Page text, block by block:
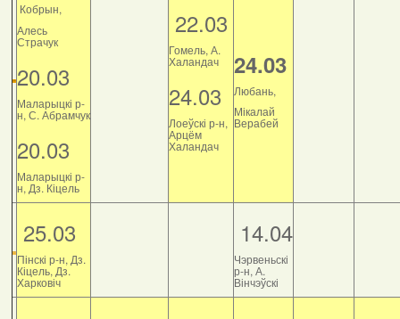
Кобрын,
Алесь
Страчук
20.03
Маларыцкі р-
н, С. Абрамчук
20.03
Маларыцкі р-
н, Дз. Кіцель
22.03
Гомель, А.
Халандач
24.03
Лоеўскі р-н,
Арцём
Халандач
24.03
Любань,
Мікалай
Верабей
25.03
Пінскі р-н, Дз.
Кіцель, Дз.
Харковіч
14.04
Чэрвеньскі
р-н, А.
Вінчэўскі